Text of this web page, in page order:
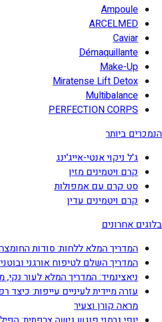
Ampoule
ARCELMED
Caviar
Démaquillante
Make-Up
Miratense Lift Detox
Multibalance
PERFECTION CORPS
הנמכרים ביותר
ג'ל ניקוי אנטי-אייג'ינג
קרם ויטמינים מזין
סט קרם עם אמפולות
קרם ויטמינים עדין
בלוגים אחרונים
המדריך המלא ללחות: סודות החומצה
המדריך השלם לטיפוח אורגני
ניאצינמיד: המדריך המלא לעור נקי,
עזרה מיידית לעיניים עייפות: כיצד
מראה קורן וצעיר